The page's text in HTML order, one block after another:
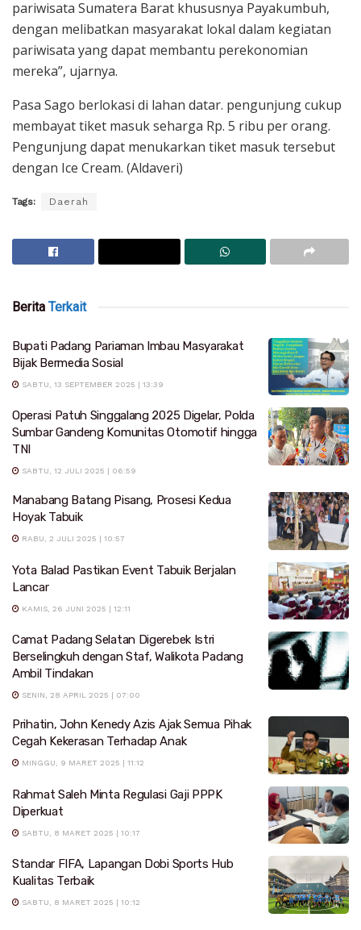
pariwisata Sumatera Barat khususnya Payakumbuh,
dengan melibatkan masyarakat lokal dalam kegiatan
pariwisata yang dapat membantu perekonomian
mereka”, ujarnya.
Pasa Sago berlokasi di lahan datar. pengunjung cukup
membayat tiket masuk seharga Rp. 5 ribu per orang.
Pengunjung dapat menukarkan tiket masuk tersebut
dengan Ice Cream. (Aldaveri)
Tags: Daerah
Berita Terkait
Bupati Padang Pariaman Imbau Masyarakat
Bijak Bermedia Sosial
SABTU, 13 SEPTEMBER 2025 | 13:39
Operasi Patuh Singgalang 2025 Digelar, Polda
Sumbar Gandeng Komunitas Otomotif hingga
TNI
SABTU, 12 JULI 2025 | 06:59
Manabang Batang Pisang, Prosesi Kedua
Hoyak Tabuik
RABU, 2 JULI 2025 | 10:57
Yota Balad Pastikan Event Tabuik Berjalan
Lancar
KAMIS, 26 JUNI 2025 | 12:11
Camat Padang Selatan Digerebek Istri
Berselingkuh dengan Staf, Walikota Padang
Ambil Tindakan
SENIN, 28 APRIL 2025 | 07:00
Prihatin, John Kenedy Azis Ajak Semua Pihak
Cegah Kekerasan Terhadap Anak
MINGGU, 9 MARET 2025 | 11:12
Rahmat Saleh Minta Regulasi Gaji PPPK
Diperkuat
SABTU, 8 MARET 2025 | 10:17
Standar FIFA, Lapangan Dobi Sports Hub
Kualitas Terbaik
SABTU, 8 MARET 2025 | 10:12